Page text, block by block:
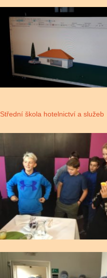
Střední škola hotelnictví a služeb